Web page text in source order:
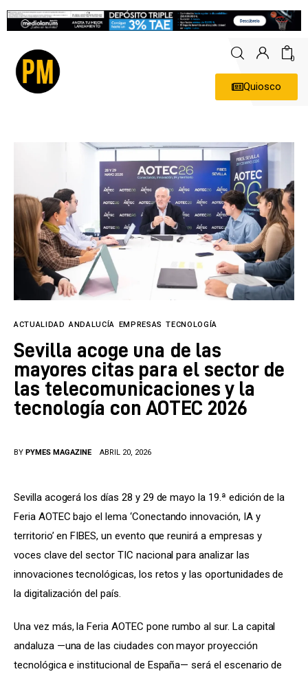
0
Quiosco
Economía
Empresas
Entrevistas
Expertos
Cultura
LifeStyle
Directorio
ACTUALIDAD ANDALUCÍA EMPRESAS TECNOLOGÍA
Sevilla acoge una de las
mayores citas para el sector de
las telecomunicaciones y la
tecnología con AOTEC 2026
BY PYMES MAGAZINE ABRIL 20, 2026
Sevilla acogerá los días 28 y 29 de mayo la 19.ª edición de la
Feria AOTEC bajo el lema ‘Conectando innovación, IA y
territorio’ en FIBES, un evento que reunirá a empresas y
voces clave del sector TIC nacional para analizar las
innovaciones tecnológicas, los retos y las oportunidades de
la digitalización del país.
Una vez más, la Feria AOTEC pone rumbo al sur. La capital
andaluza —una de las ciudades con mayor proyección
tecnológica e institucional de España— será el escenario de